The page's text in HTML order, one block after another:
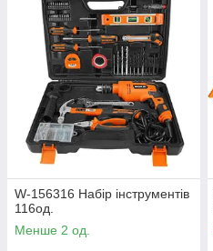
W-156316 Набір інструментів
116од.
Менше 2 од.